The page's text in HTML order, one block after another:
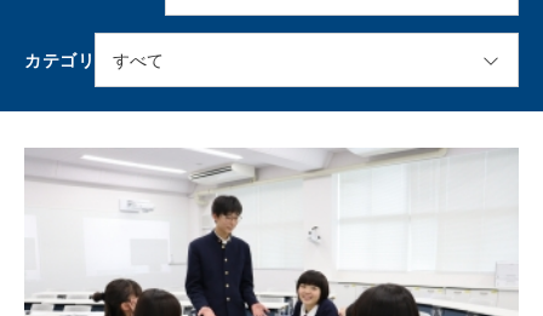
カテゴリ